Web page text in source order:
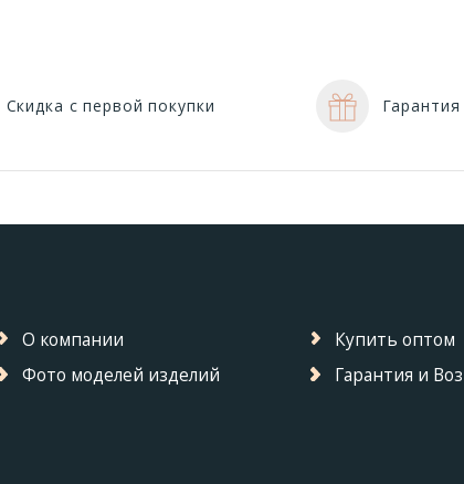
Скидка с первой покупки Гарантия
О компании Купить оптом
Фото моделей изделий Гарантия и